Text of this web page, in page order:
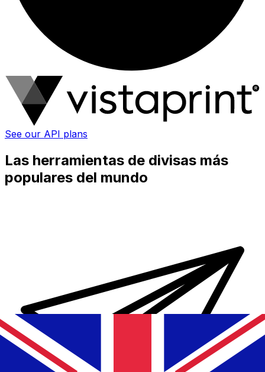
See our API plans
Las herramientas de divisas más
populares del mundo